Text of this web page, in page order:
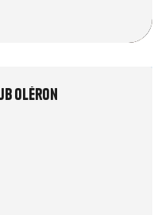
Oléron